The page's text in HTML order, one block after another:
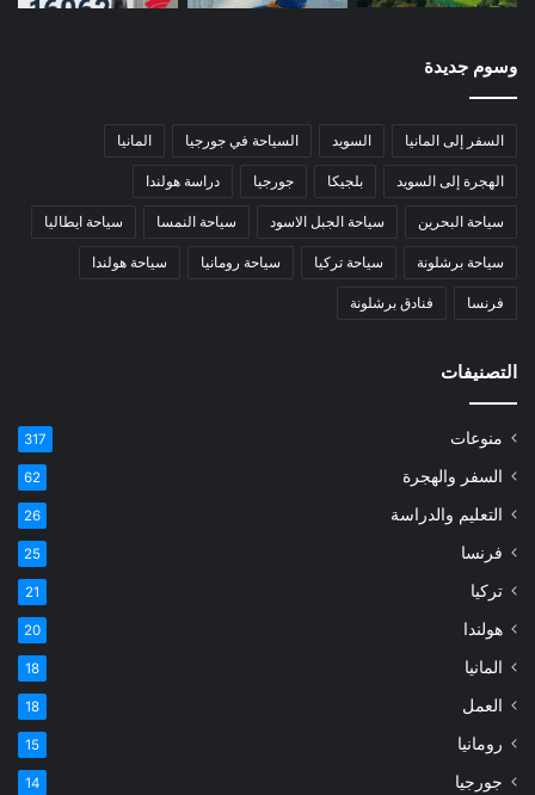
وسوم جديدة
السفر إلى المانيا السويد السياحة في جورجيا المانيا
الهجرة إلى السويد بلجيكا جورجيا دراسة هولندا
سياحة البحرين سياحة الجبل الاسود سياحة النمسا سياحة ايطاليا
سياحة برشلونة سياحة تركيا سياحة رومانيا سياحة هولندا
فرنسا فنادق برشلونة
التصنيفات
منوعات 317
السفر والهجرة 62
التعليم والدراسة 26
فرنسا 25
تركيا 21
هولندا 20
المانيا 18
العمل 18
رومانيا 15
جورجيا 14